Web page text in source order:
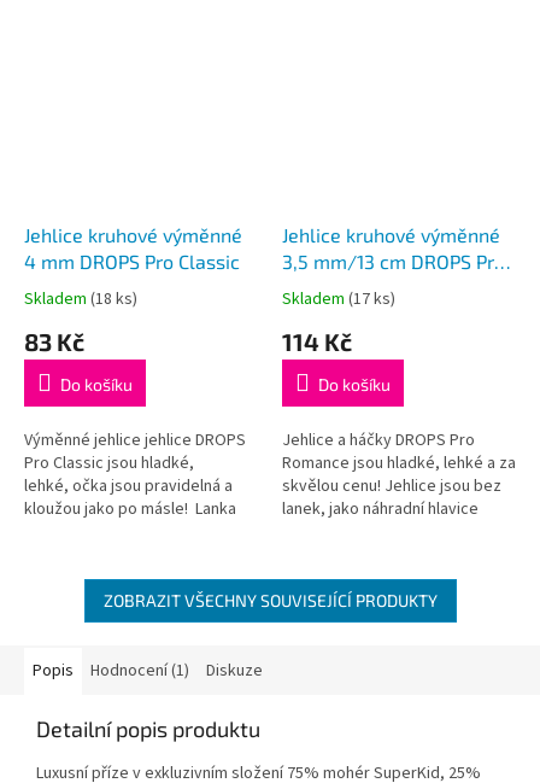
Jehlice kruhové výměnné
4 mm DROPS Pro Classic
Průměrné
produktu
5,0
5
hvězdiček.
Skladem (18 ks)
83 Kč
Do košíku
Výměnné jehlice jehlice DROPS
Pro Classic jsou hladké,
lehké, očka jsou pravidelná a
kloužou jako po másle! Lanka
Jehlice kruhové výměnné
3,5 mm/13 cm DROPS Pro
Romance (Birch)
Průměrné
produktu
5,0
5
hvězdiček.
Skladem (17 ks)
114 Kč
Do košíku
Jehlice a háčky DROPS Pro
Romance jsou hladké, lehké a za
skvělou cenu! Jehlice jsou bez
lanek, jako náhradní hlavice
lankům DROPS
ZOBRAZIT VŠECHNY SOUVISEJÍCÍ PRODUKTY
Popis Hodnocení (1) Diskuze
Detailní popis produktu
Luxusní příze v exkluzivním složení 75% mohér SuperKid, 25%